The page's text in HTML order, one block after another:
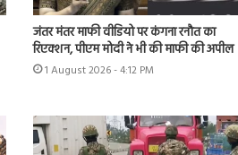
जंतर मंतर माफी वीडियो पर कंगना रनौत का
रिएक्शन, पीएम मोदी ने भी की माफी की अपील
1 August 2026 - 4:12 PM